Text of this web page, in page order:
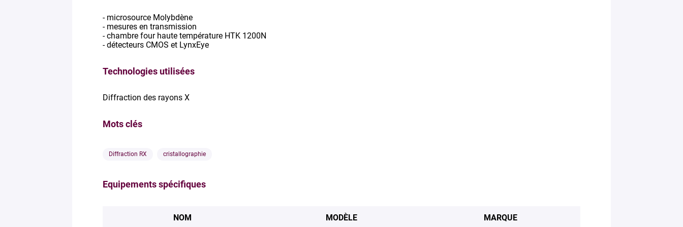
- microsource Molybdène
- mesures en transmission
- chambre four haute température HTK 1200N
- détecteurs CMOS et LynxEye
Technologies utilisées
Diffraction des rayons X
Mots clés
Diffraction RX cristallographie
Equipements spécifiques
NOM MODÈLE MARQUE